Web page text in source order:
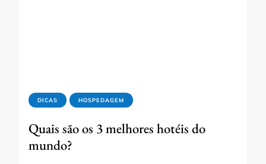
DICAS HOSPEDAGEM
Quais são os 3 melhores hotéis do
mundo?